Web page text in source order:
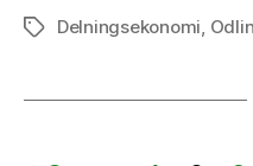
EtiketterDelningsekonomi,